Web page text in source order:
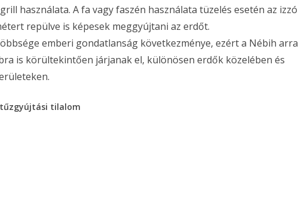
használata. A fa vagy faszén használata tüzelés esetén az izzó
repülve is képesek meggyújtani az erdőt.
emberi gondatlanság következménye, ezért a Nébih arra
is körültekintően járjanak el, különösen erdők közelében és
tűzgyújtási tilalom